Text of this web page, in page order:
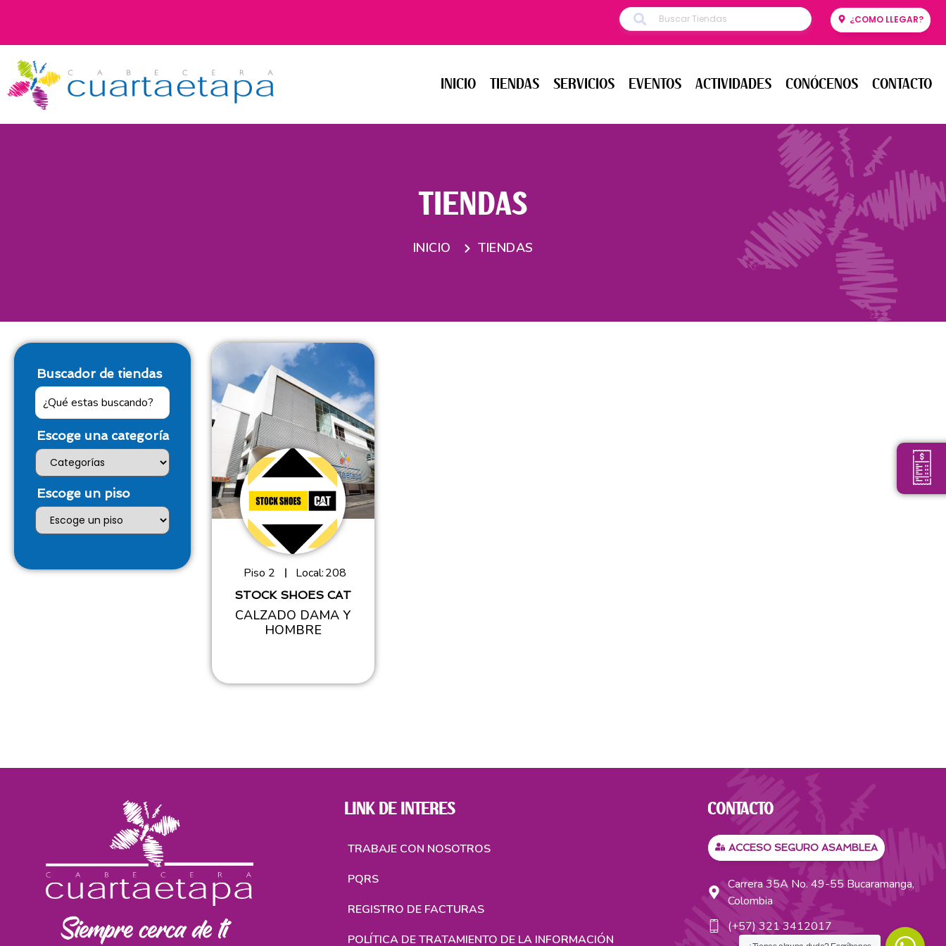
¿COMO LLEGAR?
INICIO TIENDAS SERVICIOS EVENTOS ACTIVIDADES CONÓCENOS CONTACTO
TIENDAS SERVICIOS EVENTOS ACTIVIDADES CONÓCENOS CONTACTO
TIENDAS
INICIO TIENDAS
Buscador de tiendas
Escoge una categoría
Escoge un piso
Piso 2 Local:208
STOCK SHOES CAT
CALZADO DAMA Y
HOMBRE
LINK DE INTERES
TRABAJE CON NOSOTROS
PQRS
REGISTRO DE FACTURAS
POLÍTICA DE TRATAMIENTO DE LA INFORMACIÓN
CONTACTO
ACCESO SEGURO ASAMBLEA
Carrera 35A No. 49-55 Bucaramanga,
Colombia
(+57) 321 3412017